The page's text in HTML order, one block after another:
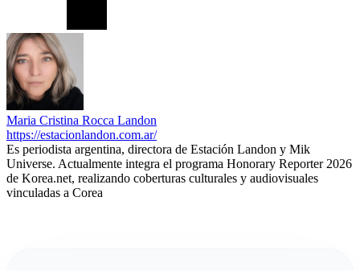
Maria Cristina Rocca Landon
https://estacionlandon.com.ar/
Es periodista argentina, directora de Estación Landon y Mik
Universe. Actualmente integra el programa Honorary Reporter 2026
de Korea.net, realizando coberturas culturales y audiovisuales
vinculadas a Corea